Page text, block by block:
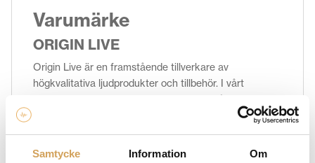
Samtycke Information Om
Varumärke
ORIGIN LIVE
Origin Live är en framstående tillverkare av
högkvalitativa ljudprodukter och tillbehör. I vårt
sortiment hos HiFi Experience hittar du både pickup
isolator för vinylspelare samt skivpuck som fungerar till
kännetecknas av exceptionell prestanda och precision